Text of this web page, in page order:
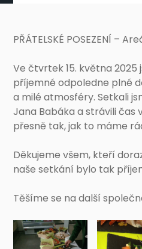
PŘÁTELSKÉ POSEZENÍ –
Ve čtvrtek 15. května 2025
příjemné odpoledne plné
a milé atmosféry. Setkali
Jana Babáka a strávili čas
přesně tak, jak to máme
Děkujeme všem, kteří
naše setkání bylo tak
Těšíme se na další